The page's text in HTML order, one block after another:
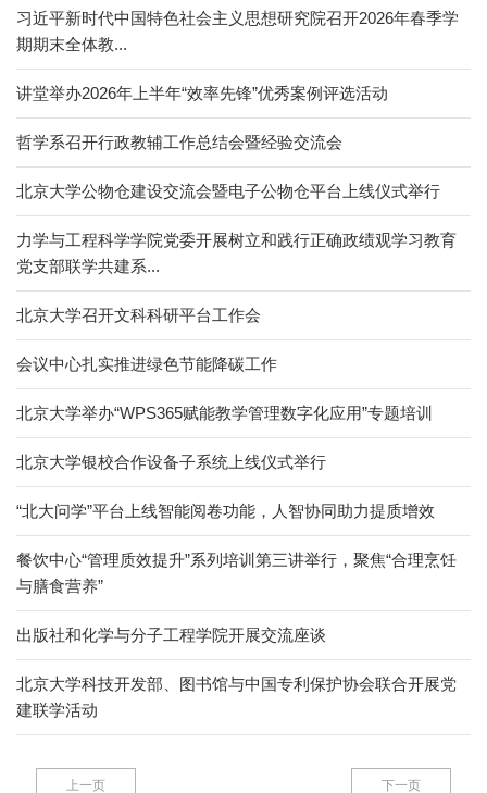
习近平新时代中国特色社会主义思想研究院召开2026年春季学
期期末全体教...
讲堂举办2026年上半年“效率先锋”优秀案例评选活动
哲学系召开行政教辅工作总结会暨经验交流会
北京大学公物仓建设交流会暨电子公物仓平台上线仪式举行
力学与工程科学学院党委开展树立和践行正确政绩观学习教育
党支部联学共建系...
北京大学召开文科科研平台工作会
会议中心扎实推进绿色节能降碳工作
北京大学举办“WPS365赋能教学管理数字化应用”专题培训
北京大学银校合作设备子系统上线仪式举行
“北大问学”平台上线智能阅卷功能，人智协同助力提质增效
餐饮中心“管理质效提升”系列培训第三讲举行，聚焦“合理烹饪
与膳食营养”
出版社和化学与分子工程学院开展交流座谈
北京大学科技开发部、图书馆与中国专利保护协会联合开展党
建联学活动
上一页 下一页